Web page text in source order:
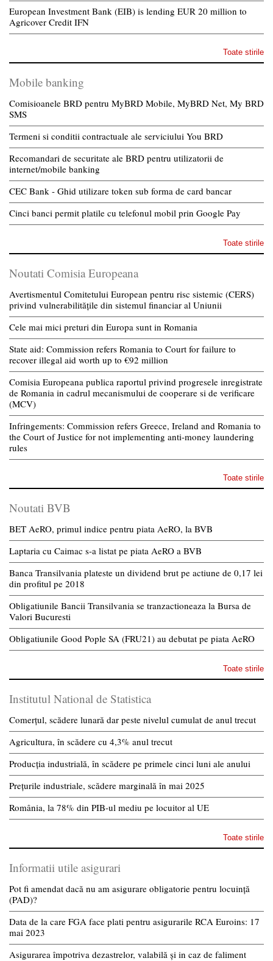
European Investment Bank (EIB) is lending EUR 20 million to
Agricover Credit IFN
Toate stirile
Mobile banking
Comisioanele BRD pentru MyBRD Mobile, MyBRD Net, My BRD
SMS
Termeni si conditii contractuale ale serviciului You BRD
Recomandari de securitate ale BRD pentru utilizatorii de
internet/mobile banking
CEC Bank - Ghid utilizare token sub forma de card bancar
Cinci banci permit platile cu telefonul mobil prin Google Pay
Toate stirile
Noutati Comisia Europeana
Avertismentul Comitetului European pentru risc sistemic (CERS)
privind vulnerabilitățile din sistemul financiar al Uniunii
Cele mai mici preturi din Europa sunt in Romania
State aid: Commission refers Romania to Court for failure to
recover illegal aid worth up to €92 million
Comisia Europeana publica raportul privind progresele inregistrate
de Romania in cadrul mecanismului de cooperare si de verificare
(MCV)
Infringements: Commission refers Greece, Ireland and Romania to
the Court of Justice for not implementing anti-money laundering
rules
Toate stirile
Noutati BVB
BET AeRO, primul indice pentru piata AeRO, la BVB
Laptaria cu Caimac s-a listat pe piata AeRO a BVB
Banca Transilvania plateste un dividend brut pe actiune de 0,17 lei
din profitul pe 2018
Obligatiunile Bancii Transilvania se tranzactioneaza la Bursa de
Valori Bucuresti
Obligatiunile Good Pople SA (FRU21) au debutat pe piata AeRO
Toate stirile
Institutul National de Statistica
Comerțul, scădere lunară dar peste nivelul cumulat de anul trecut
Agricultura, în scădere cu 4,3% anul trecut
Producția industrială, în scădere pe primele cinci luni ale anului
Prețurile industriale, scădere marginală în mai 2025
România, la 78% din PIB-ul mediu pe locuitor al UE
Toate stirile
Informatii utile asigurari
Pot fi amendat dacă nu am asigurare obligatorie pentru locuință
(PAD)?
Data de la care FGA face plati pentru asigurarile RCA Euroins: 17
mai 2023
Asigurarea împotriva dezastrelor, valabilă și in caz de faliment